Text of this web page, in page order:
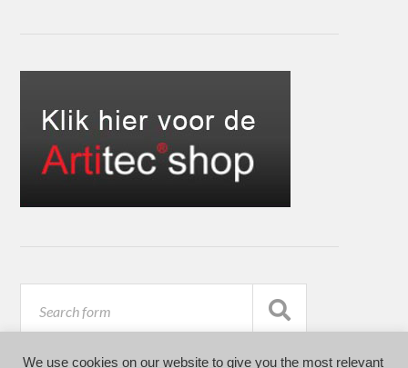
We use cookies on our website to give you the most relevant